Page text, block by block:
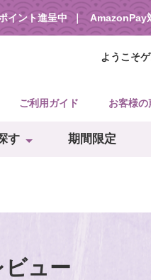
イント進呈中 AmazonPay
ようこそ
ご利用ガイド お客様の
す 期間限定
ュー